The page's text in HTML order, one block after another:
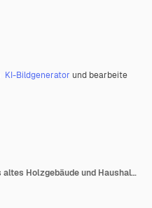
KI-Bildgenerator und bearbeite
Hundertjähriges historisches altes Holzgebäude und Haushalt des Privatsektors